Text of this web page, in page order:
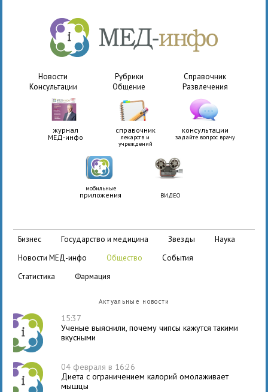
Новости Рубрики
Справочник
Консультации
Общение Развлечения
журнал
МЕД-инфо
справочник
лекарств и
учреждений
консультации
задайте вопрос врачу
мобильные
приложения ВИДЕО
бизнес государство и медицина звезды
наука
новости МЕД-инфо
общество
события
статистика
фармация
Актуальные новости
15:37
Ученые выяснили, почему чипсы кажутся такими
вкусными
04 февраля в 16:26
Диета с ограничением калорий омолаживает
мышцы